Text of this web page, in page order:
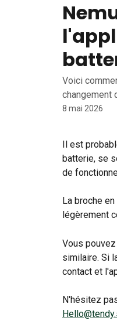
Voici
changement
8 mai 2026
Il est
batterie, se
de
La broche
légèrement
Vous
similaire. Si
contact et
N'hésitez